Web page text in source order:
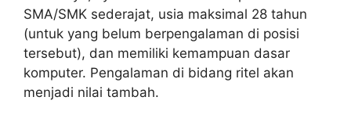
SMA/SMK sederajat, usia maksimal 28 tahun
(untuk yang belum berpengalaman di posisi
tersebut), dan memiliki kemampuan dasar
komputer. Pengalaman di bidang ritel akan
menjadi nilai tambah.